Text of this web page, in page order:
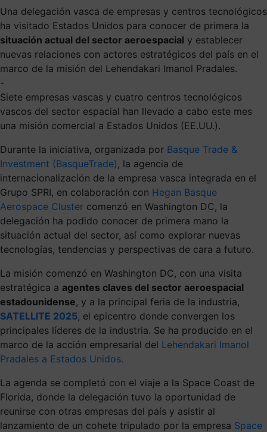
Una delegación vasca de empresas y centros tecnológicos
ha visitado Estados Unidos para conocer de primera la
situación actual del sector aeroespacial y establecer
nuevas relaciones con actores estratégicos del país en el
marco de la misión del Lehendakari Imanol Pradales.
-
Siete empresas vascas y cuatro centros tecnológicos
vascos del sector espacial han llevado a cabo este mes
una misión comercial a Estados Unidos (EE.UU.).
Durante la iniciativa, organizada por Basque Trade &
Investment (BasqueTrade) , la agencia de
internacionalización de la empresa vasca integrada en el
Grupo SPRI, en colaboración con Hegan Basque
Aerospace Cluster comenzó en Washington DC, la
delegación ha podido conocer de primera mano la
situación actual del sector, así como explorar nuevas
tecnologías, tendencias y perspectivas de cara a futuro.
La misión comenzó en Washington DC, con una visita
estratégica a agentes claves del sector aeroespacial
estadounidense, y a la principal feria de la industria,
SATELLITE 2025, el epicentro donde convergen los
principales líderes de la industria. Se ha producido en el
marco de la acción empresarial del Lehendakari Imanol
Pradales a Estados Unidos.
La agenda se completó con el viaje a la Space Coast de
Florida, donde la delegación tuvo la oportunidad de
reunirse con otras empresas del país y asistir al
lanzamiento de un cohete tripulado por la empresa Space